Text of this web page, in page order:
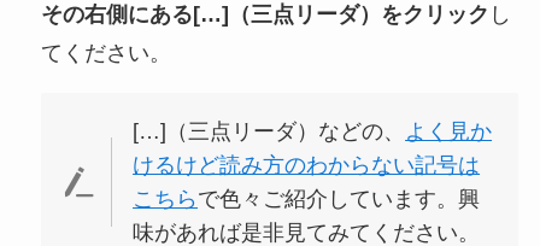
その右側にある[…]（三点リーダ）をクリック し
てください。
[…]（三点リーダ）などの、 よく見か
けるけど読み方のわからない記号は
こちら で色々ご紹介しています。興
味があれば是非見てみてください。